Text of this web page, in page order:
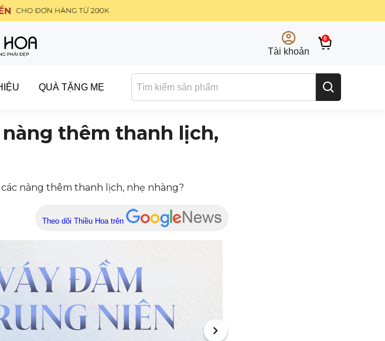
Tài khoản
0
QUÀ TẶNG MẸ
thêm thanh lịch,
nàng thêm thanh lịch, nhẹ nhàng?
Theo dõi Thiều Hoa trên